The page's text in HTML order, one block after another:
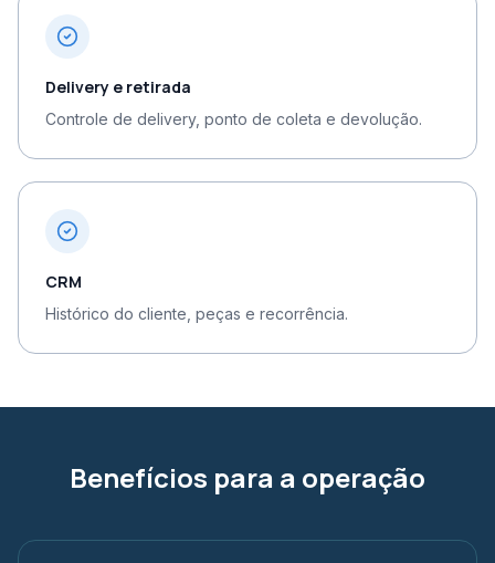
Delivery e retirada
Controle de delivery, ponto de coleta e devolução.
CRM
Histórico do cliente, peças e recorrência.
Benefícios para a operação